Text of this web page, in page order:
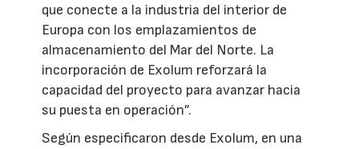
que conecte a la industria del interior de
Europa con los emplazamientos de
almacenamiento del Mar del Norte. La
incorporación de Exolum reforzará la
capacidad del proyecto para avanzar hacia
su puesta en operación”.
Según especificaron desde Exolum, en una